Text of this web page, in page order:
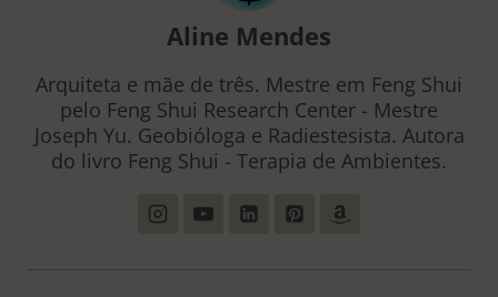
Aline Mendes
Arquiteta e mãe de três. Mestre em Feng Shui
pelo Feng Shui Research Center - Mestre
Joseph Yu. Geobióloga e Radiestesista. Autora
do livro Feng Shui - Terapia de Ambientes.